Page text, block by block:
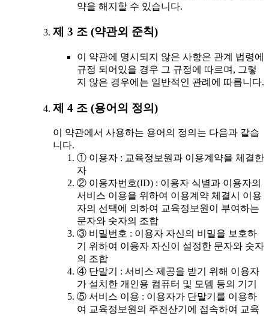
약을 해지할 수 있습니다.
제 3 조 (약관외 준칙)
이 약관에 명시되지 않은 사항은 관계 법령에
규정 되어있을 경우 그 규정에 따르며, 그렇
지 않은 경우에는 일반적인 관례에 따릅니다.
제 4 조 (용어의 정의)
이 약관에서 사용하는 용어의 정의는 다음과 같습
니다.
① 이용자 : 교육정보원과 이용계약을 체결한
자
② 이용자번호(ID) : 이용자 식별과 이용자의
서비스 이용을 위하여 이용계약 체결시 이용
자의 선택에 의하여 교육정보원이 부여하는
문자와 숫자의 조합
③ 비밀번호 : 이용자 자신의 비밀을 보호하
기 위하여 이용자 자신이 설정한 문자와 숫자
의 조합
④ 단말기 : 서비스 제공을 받기 위해 이용자
가 설치한 개인용 컴퓨터 및 모뎀 등의 기기
⑤ 서비스 이용 : 이용자가 단말기를 이용하
여 교육정보원의 주전산기에 접속하여 교육